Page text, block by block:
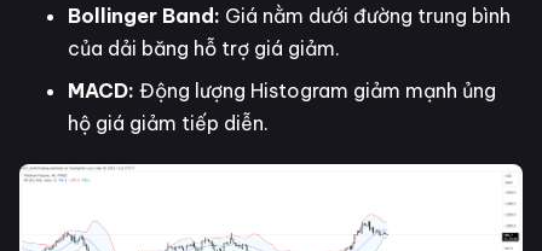
Bollinger Band: Giá nằm dưới đường trung bình
của dải băng hỗ trợ giá giảm.
MACD: Động lượng Histogram giảm mạnh ủng
hộ giá giảm tiếp diễn.